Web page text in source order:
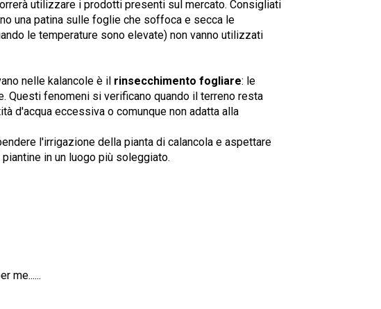
utilizzare i prodotti presenti sul mercato. Consigliati
una patina sulle foglie che soffoca e secca le
le temperature sono elevate) non vanno utilizzati
nelle kalancole è il rinsecchimento fogliare: le
Questi fenomeni si verificano quando il terreno resta
d'acqua eccessiva o comunque non adatta alla
l'irrigazione della pianta di calancola e aspettare
in un luogo più soleggiato.
me......